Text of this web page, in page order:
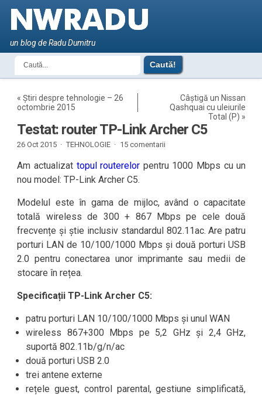
un blog de Radu Dumitru
«Știri despre tehnologie – 26
octombrie 2015
Câștigă un Nissan
Qashquai cu uleiurile
Total (P) »
Testat: router TP-Link Archer C5
26 Oct 2015 · TEHNOLOGIE · 15 comentarii
Am actualizat topul routerelor pentru 1000 Mbps cu un
nou model: TP-Link Archer C5.
Modelul este în gama de mijloc, având o capacitate
totală wireless de 300 + 867 Mbps pe cele două
frecvențe și știe inclusiv standardul 802.11ac. Are patru
porturi LAN de 10/100/1000 Mbps și două porturi USB
2.0 pentru conectarea unor imprimante sau medii de
stocare în rețea.
Specificații TP-Link Archer C5:
patru porturi LAN 10/100/1000 Mbps și unul WAN
wireless 867+300 Mbps pe 5,2 GHz și 2,4 GHz,
suportă 802.11b/g/n/ac
două porturi USB 2.0
trei antene externe
rețele guest, control parental, gestiune simplificată,